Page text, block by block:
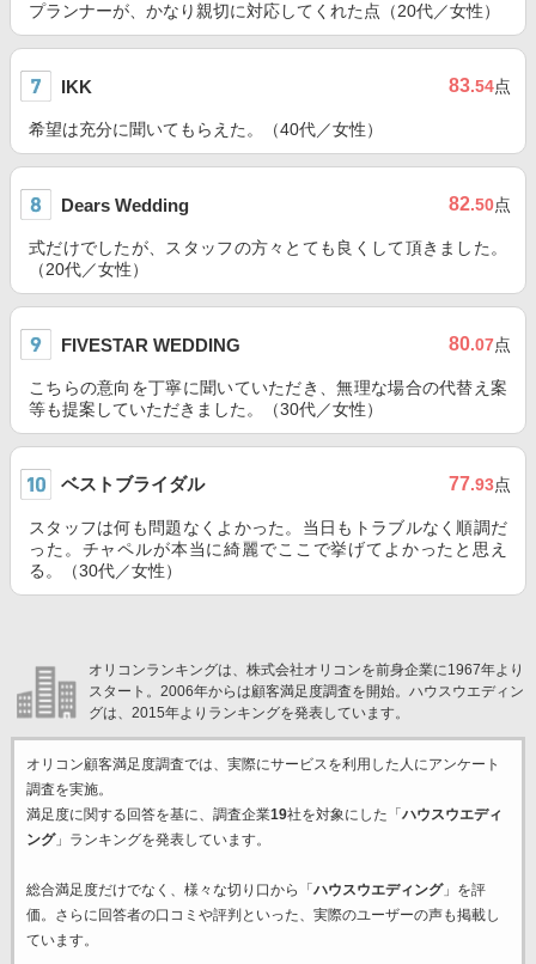
プランナーが、かなり親切に対応してくれた点（20代／女性）
IKK 83.54点
希望は充分に聞いてもらえた。（40代／女性）
Dears Wedding 82.50点
式だけでしたが、スタッフの方々とても良くして頂きました。
（20代／女性）
FIVESTAR WEDDING 80.07点
こちらの意向を丁寧に聞いていただき、無理な場合の代替え案
等も提案していただきました。（30代／女性）
ベストブライダル 77.93点
スタッフは何も問題なくよかった。当日もトラブルなく順調だ
った。チャペルが本当に綺麗でここで挙げてよかったと思え
る。（30代／女性）
オリコンランキングは、株式会社オリコンを前身企業に1967年より
スタート。2006年からは顧客満足度調査を開始。ハウスウエディン
グは、2015年よりランキングを発表しています。
オリコン顧客満足度調査では、実際にサービスを利用した 人にアンケート
調査を実施。
満足度に関する回答を基に、調査企業19社を対象にした「 ハウスウエディ
ング」ランキングを発表しています。
総合満足度だけでなく、様々な切り口から「 ハウスウエディング」を評
価。さらに回答者の口コミや評判といった、実際のユーザーの声も掲載し
ています。